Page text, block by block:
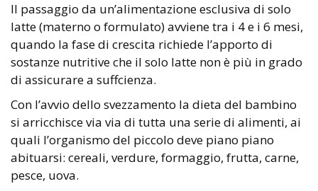
Il passaggio da un’alimentazione esclusiva di solo
latte (materno o formulato) avviene tra i 4 e i 6 mesi,
quando la fase di crescita richiede l’apporto di
sostanze nutritive che il solo latte non è più in grado
di assicurare a suffcienza.
Con l’avvio dello svezzamento la dieta del bambino
si arricchisce via via di tutta una serie di alimenti, ai
quali l’organismo del piccolo deve piano piano
abituarsi: cereali, verdure, formaggio, frutta, carne,
pesce, uova.